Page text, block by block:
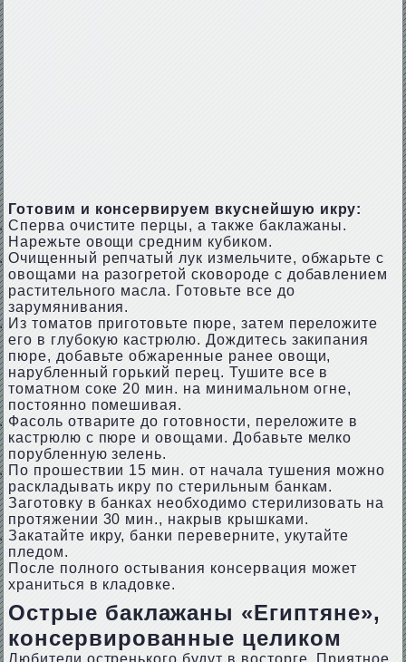
Готовим и консервируем вкуснейшую икру:
Сперва очистите перцы, а также баклажаны.
Нарежьте овощи средним кубиком.
Очищенный репчатый лук измельчите, обжарьте с
овощами на разогретой сковороде с добавлением
растительного масла. Готовьте все до
зарумянивания.
Из томатов приготовьте пюре, затем переложите
его в глубокую кастрюлю. Дождитесь закипания
пюре, добавьте обжаренные ранее овощи,
нарубленный горький перец. Тушите все в
томатном соке 20 мин. на минимальном огне,
постоянно помешивая.
Фасоль отварите до готовности, переложите в
кастрюлю с пюре и овощами. Добавьте мелко
порубленную зелень.
По прошествии 15 мин. от начала тушения можно
раскладывать икру по стерильным банкам.
Заготовку в банках необходимо стерилизовать на
протяжении 30 мин., накрыв крышками.
Закатайте икру, банки переверните, укутайте
пледом.
После полного остывания консервация может
храниться в кладовке.
Острые баклажаны «Египтяне»,
консервированные целиком
Любители остренького будут в восторге. Приятное